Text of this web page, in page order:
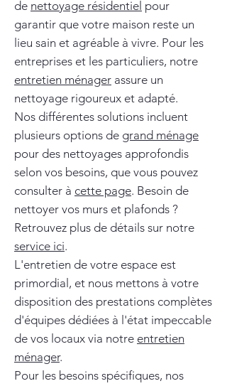
de nettoyage résidentiel pour
garantir que votre maison reste un
lieu sain et agréable à vivre. Pour les
entreprises et les particuliers, notre
entretien ménager assure un
nettoyage rigoureux et adapté.
Nos différentes solutions incluent
plusieurs options de grand ménage
pour des nettoyages approfondis
selon vos besoins, que vous pouvez
consulter à cette page. Besoin de
nettoyer vos murs et plafonds ?
Retrouvez plus de détails sur notre
service ici.
L'entretien de votre espace est
primordial, et nous mettons à votre
disposition des prestations complètes
d'équipes dédiées à l'état impeccable
de vos locaux via notre entretien
ménager.
Pour les besoins spécifiques, nos